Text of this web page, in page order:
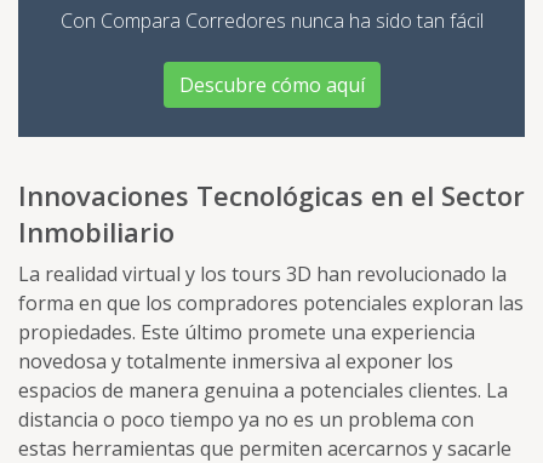
Con Compara Corredores nunca ha sido tan fácil
Descubre cómo aquí
Innovaciones Tecnológicas en el Sector
Inmobiliario
La realidad virtual y los tours 3D han revolucionado la
forma en que los compradores potenciales exploran las
propiedades. Este último promete una experiencia
novedosa y totalmente inmersiva al exponer los
espacios de manera genuina a potenciales clientes. La
distancia o poco tiempo ya no es un problema con
estas herramientas que permiten acercarnos y sacarle